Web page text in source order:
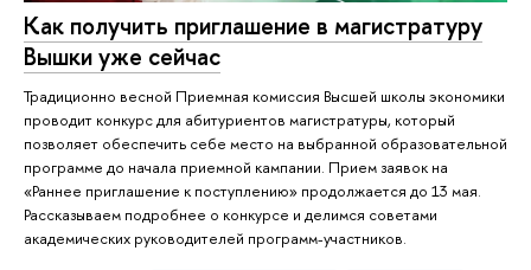
Как получить приглашение в магистратуру
Вышки уже сейчас
Традиционно весной Приемная комиссия Высшей школы экономики
проводит конкурс для абитуриентов магистратуры, который
позволяет обеспечить себе место на выбранной образовательной
программе до начала приемной кампании. Прием заявок на
«Раннее приглашение к поступлению» продолжается до 13 мая.
Рассказываем подробнее о конкурсе и делимся советами
академических руководителей программ-участников.